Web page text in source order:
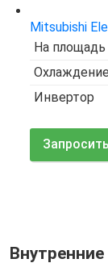
Mitsubishi
На
Инвертор